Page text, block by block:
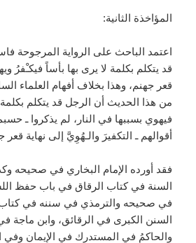
المؤاخذة الثانية:
اعتمد الباحث على الرواية المرجوحة
قد يتكلم بكلمة لا يرى بها بأساً فيكـْفرُ
قعر جهنم، وهذا بخلاف أفهام العلماء
من هذا الحديث أن الرجل قد يتكلم بكلمة
فيهوي بسببها في النار، لم يذكروا ـ
أقوالهم ـ التكفيرَ والـهُوِيَّ إلى نهاية قعر
فقد أورده الإمام البخاري في صحيحه
السنة في كتاب الرقاق في باب حفظ
في صحيحه والترمذي في سننه في كتاب
السنن الكبرى في الرقائق، وابن ماجة
والحاكمُ في المستدرك في الإيمان وفي